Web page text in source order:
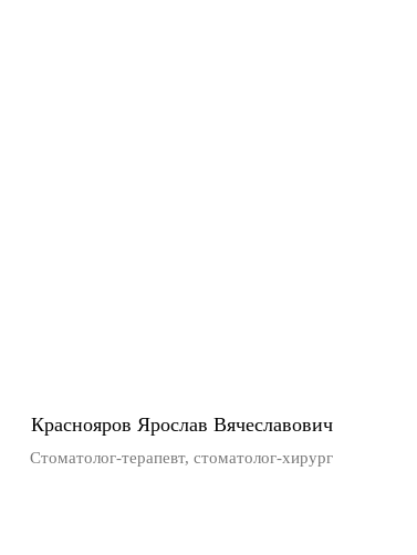
Краснояров Ярослав Вячеславович
Стоматолог-терапевт, стоматолог-хирург